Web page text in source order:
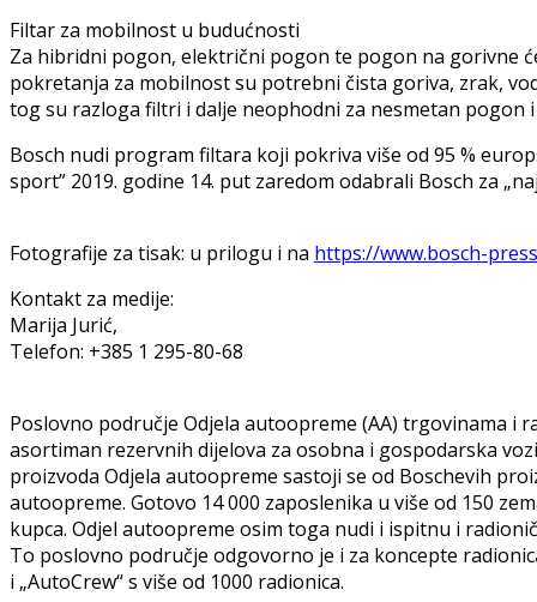
Filtar za mobilnost u budućnosti
Za hibridni pogon, električni pogon te pogon na
pokretanja za mobilnost su potrebni čista goriva, zrak,
tog su razloga filtri i dalje neophodni za nesmetan
Bosch nudi program filtara koji pokriva više od 95 %
sport” 2019. godine 14. put zaredom odabrali Bosch za
Fotografije za tisak: u prilogu i na https://www.bosch-
Kontakt za medije:
Marija Jurić,
Telefon: +385 1 295-80-68
Poslovno područje Odjela autoopreme (AA) trgovinama
asortiman rezervnih dijelova za osobna i gospodarska
proizvoda Odjela autoopreme sastoji se od Boschevih
autoopreme. Gotovo 14 000 zaposlenika u više od 150
kupca. Odjel autoopreme osim toga nudi i ispitnu i
To poslovno područje odgovorno je i za koncepte
i „AutoCrew“ s više od 1000 radionica.